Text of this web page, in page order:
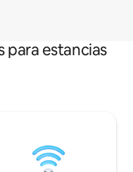
para estancias